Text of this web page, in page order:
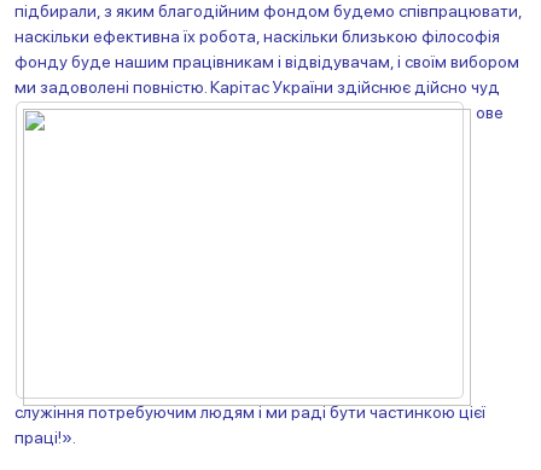
підбирали, з яким благодійним фондом будемо співпрацювати,
наскільки ефективна їх робота, наскільки близькою філософія
фонду буде нашим працівникам і відвідувачам, і своїм вибором
ми задоволені повністю. Карітас України здійснює дійсно чуд
ове
служіння потребуючим людям і ми раді бути частинкою цієї
праці!».